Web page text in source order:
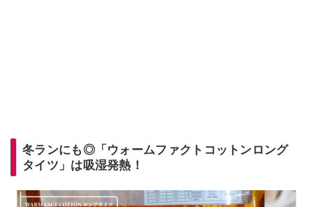
冬ランにも◎「ウォームファクトコットンロング
タイツ」は吸湿発熱！